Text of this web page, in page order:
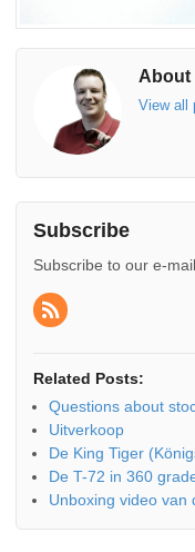
About
View all
Subscribe
Subscribe to our e-
Related Posts:
Questions about
Uitverkoop
De King Tiger
De T-72 in 360
Unboxing video van